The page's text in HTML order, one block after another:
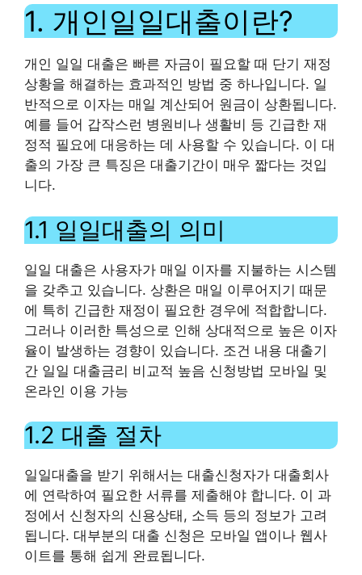
1. 개인일일대출이란?
개인 일일 대출은 빠른 자금이 필요할 때 단기 재정
상황을 해결하는 효과적인 방법 중 하나입니다. 일
반적으로 이자는 매일 계산되어 원금이 상환됩니다.
예를 들어 갑작스런 병원비나 생활비 등 긴급한 재
정적 필요에 대응하는 데 사용할 수 있습니다. 이 대
출의 가장 큰 특징은 대출기간이 매우 짧다는 것입
니다.
1.1 일일대출의 의미
일일 대출은 사용자가 매일 이자를 지불하는 시스템
을 갖추고 있습니다. 상환은 매일 이루어지기 때문
에 특히 긴급한 재정이 필요한 경우에 적합합니다.
그러나 이러한 특성으로 인해 상대적으로 높은 이자
율이 발생하는 경향이 있습니다. 조건 내용 대출기
간 일일 대출금리 비교적 높음 신청방법 모바일 및
온라인 이용 가능
1.2 대출 절차
일일대출을 받기 위해서는 대출신청자가 대출회사
에 연락하여 필요한 서류를 제출해야 합니다. 이 과
정에서 신청자의 신용상태, 소득 등의 정보가 고려
됩니다. 대부분의 대출 신청은 모바일 앱이나 웹사
이트를 통해 쉽게 완료됩니다.